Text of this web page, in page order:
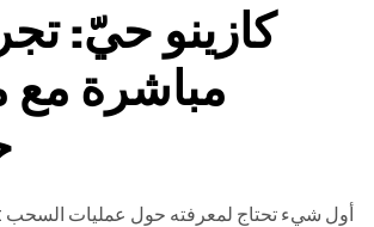
كازينو حيّ:
مباشرة مع